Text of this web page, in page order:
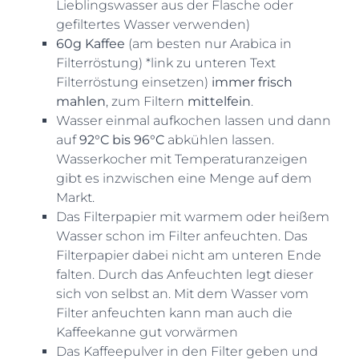
Lieblingswasser aus der Flasche oder
gefiltertes Wasser verwenden)
60g Kaffee (am besten nur Arabica in
Filterröstung) *link zu unteren Text
Filterröstung einsetzen) immer frisch
mahlen, zum Filtern mittelfein.
Wasser einmal aufkochen lassen und dann
auf92°C bis 96°Cabkühlen lassen.
Wasserkocher mit Temperaturanzeigen
gibt es inzwischen eine Menge auf dem
Markt.
Das Filterpapier mit warmem oder heißem
Wasser schon im Filter anfeuchten. Das
Filterpapier dabei nicht am unteren Ende
falten. Durch das Anfeuchten legt dieser
sich von selbst an. Mit dem Wasser vom
Filter anfeuchten kann man auch die
Kaffeekanne gut vorwärmen
Das Kaffeepulver in den Filter geben und